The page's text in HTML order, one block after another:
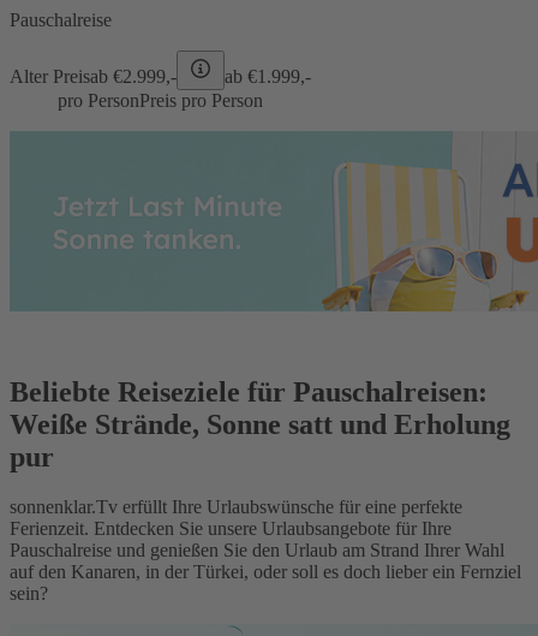
Pauschalreise
Alter Preisab €2.999,- ab €1.999,-
pro PersonPreis pro Person
Beliebte Reiseziele für Pauschalreisen:
Weiße Strände, Sonne satt und Erholung
pur
sonnenklar.Tv erfüllt Ihre Urlaubswünsche für eine perfekte
Ferienzeit. Entdecken Sie unsere Urlaubsangebote für Ihre
Pauschalreise und genießen Sie den Urlaub am Strand Ihrer Wahl
auf den Kanaren, in der Türkei, oder soll es doch lieber ein Fernziel
sein?